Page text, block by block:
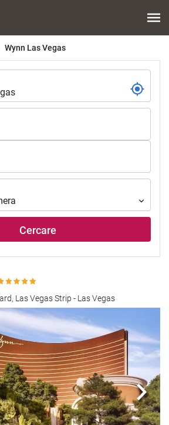
Wynn Las Vegas
Cercare
Las Vegas Strip - Las Vegas